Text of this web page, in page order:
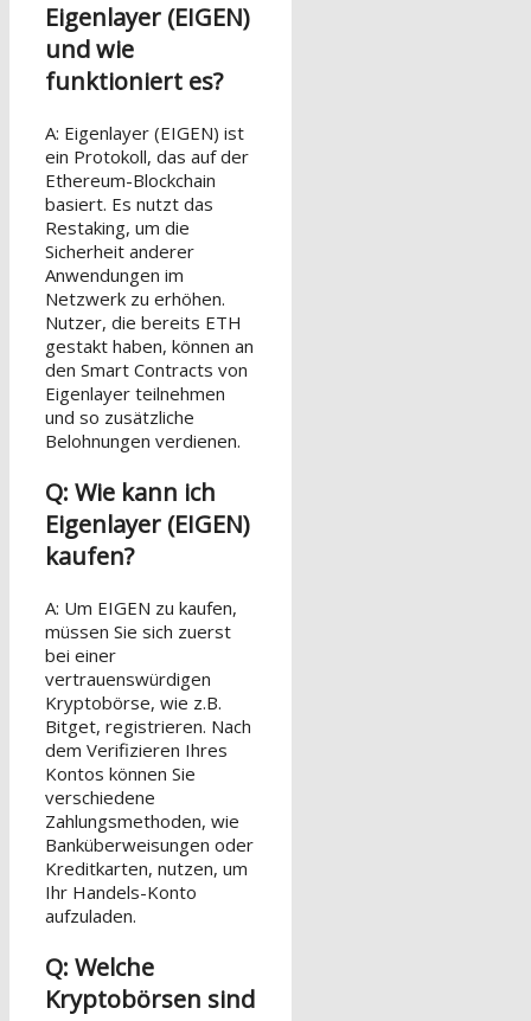
Eigenlayer (EIGEN)
und wie
funktioniert es?
A: Eigenlayer (EIGEN) ist
ein Protokoll, das auf der
Ethereum-Blockchain
basiert. Es nutzt das
Restaking, um die
Sicherheit anderer
Anwendungen im
Netzwerk zu erhöhen.
Nutzer, die bereits ETH
gestakt haben, können an
den Smart Contracts von
Eigenlayer teilnehmen
und so zusätzliche
Belohnungen verdienen.
Q: Wie kann ich
Eigenlayer (EIGEN)
kaufen?
A: Um EIGEN zu kaufen,
müssen Sie sich zuerst
bei einer
vertrauenswürdigen
Kryptobörse, wie z.B.
Bitget, registrieren. Nach
dem Verifizieren Ihres
Kontos können Sie
verschiedene
Zahlungsmethoden, wie
Banküberweisungen oder
Kreditkarten, nutzen, um
Ihr Handels-Konto
aufzuladen.
Q: Welche
Kryptobörsen sind